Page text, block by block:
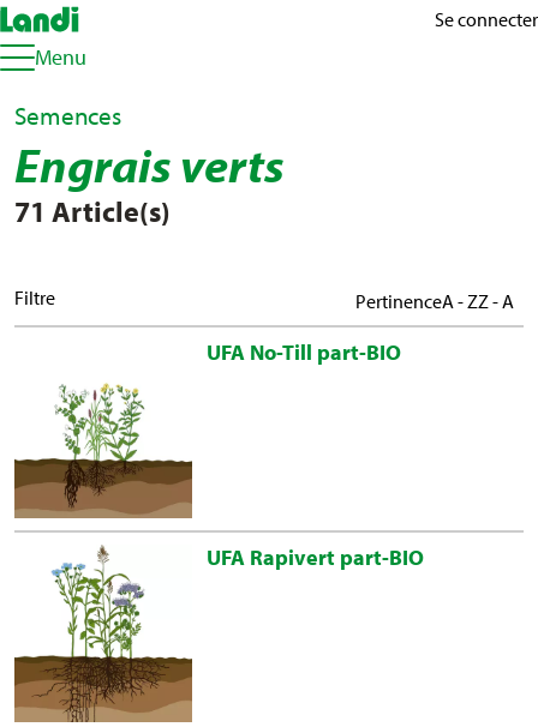
Se connecter
Menu
Semences
Engrais verts
71 Article(s)
Filtre PertinenceA - ZZ - A
UFA No-Till part-BIO
UFA Rapivert part-BIO